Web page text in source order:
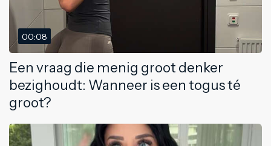
00:08
Een vraag die menig groot denker
bezighoudt: Wanneer is een togus té
groot?